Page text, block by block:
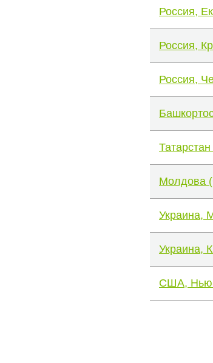
Россия,
Россия,
Россия,
Молдова
Украина,
Украина,
США,